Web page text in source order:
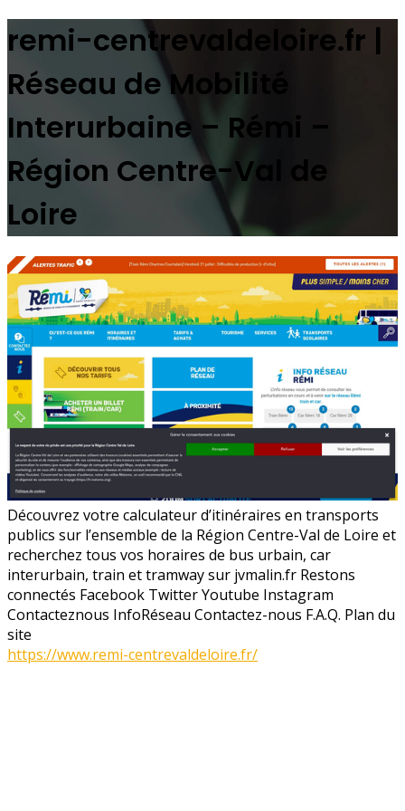
remi-centrevaldeloire.fr |
Réseau de Mobilité
Interurbaine – Rémi –
Région Centre-Val de
Loire
Découvrez votre calculateur d’itinéraires en transports
publics sur l’ensemble de la Région Centre-Val de Loire et
recherchez tous vos horaires de bus urbain, car
interurbain, train et tramway sur jvmalin.fr Restons
connectés Facebook Twitter Youtube Instagram
Contacteznous InfoRéseau Contactez-nous F.A.Q. Plan du
site
https://www.remi-centrevaldeloire.fr/